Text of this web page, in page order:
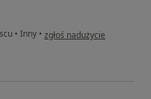
• Inny • w opinii użytkownika Wanda
zgłoś nadużycie